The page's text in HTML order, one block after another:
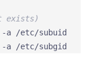
exists)
-a /etc/subgid